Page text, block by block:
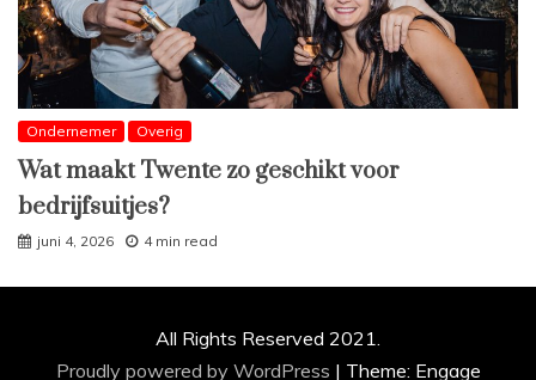
Ondernemer Overig
Wat maakt Twente zo geschikt voor
bedrijfsuitjes?
juni 4, 2026 4 min read
All Rights Reserved 2021.
Proudly powered by WordPress | Theme: Engage